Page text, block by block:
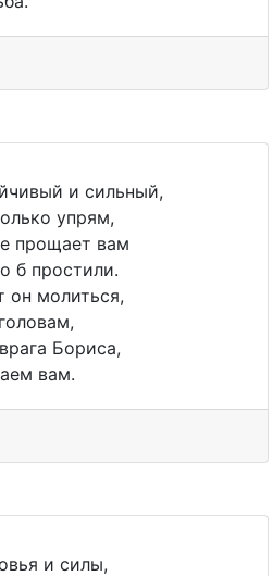
и сильный,
упрям,
прощает вам
б простили.
он молиться,
Бориса,
вам.
и силы,